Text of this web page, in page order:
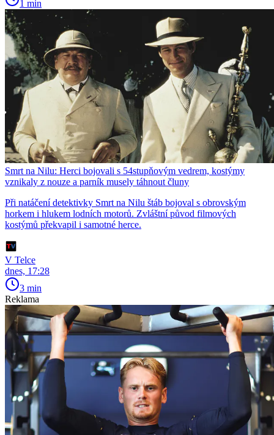
1 min
Smrt na Nilu: Herci bojovali s 54stupňovým vedrem, kostýmy
vznikaly z nouze a parník musely táhnout čluny
Při natáčení detektivky Smrt na Nilu štáb bojoval s obrovským
horkem i hlukem lodních motorů. Zvláštní původ filmových
kostýmů překvapil i samotné herce.
V Telce
dnes, 17:28
3 min
Reklama